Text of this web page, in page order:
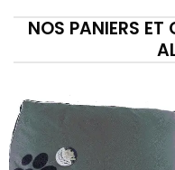
NOS PANIERS ET